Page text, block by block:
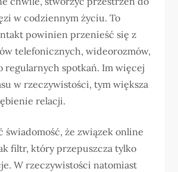
w codziennym życiu. To
powinien przenieść się z
telefonicznych, wideorozmów,
regularnych spotkań. Im więcej
w rzeczywistości, tym większa
relacji.
świadomość, że związek online
filtr, który przepuszcza tylko
W rzeczywistości natomiast